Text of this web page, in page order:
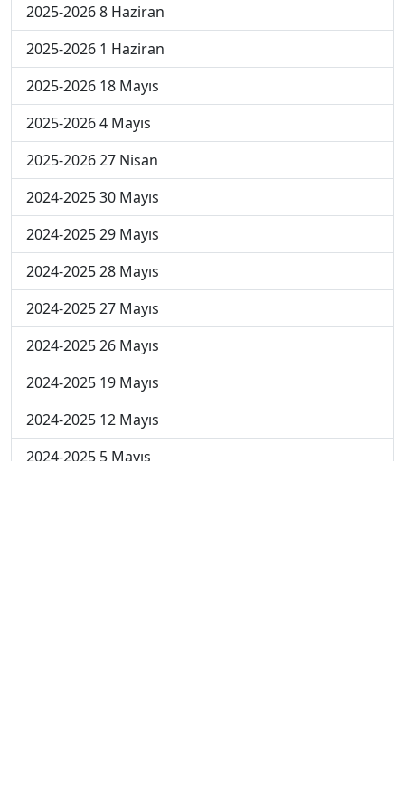
2025-2026 8 Haziran
2025-2026 1 Haziran
2025-2026 18 Mayıs
2025-2026 4 Mayıs
2025-2026 27 Nisan
2024-2025 30 Mayıs
2024-2025 29 Mayıs
2024-2025 28 Mayıs
2024-2025 27 Mayıs
2024-2025 26 Mayıs
2024-2025 19 Mayıs
2024-2025 12 Mayıs
2024-2025 5 Mayıs